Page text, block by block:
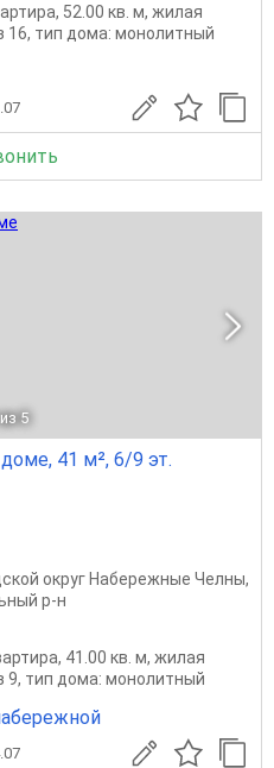
52.00 кв. м, жилая
16, тип дома: монолитный
из 5
41 м², 6/9 эт.
округ Набережные Челны,
р-н
41.00 кв. м, жилая
9, тип дома: монолитный